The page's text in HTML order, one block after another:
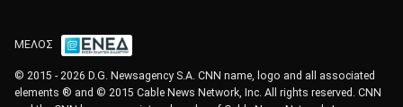
ΜΕΛΟΣ
© 2015 - 2026 D.G. Newsagency S.A. CNN name, logo and all associated
elements ® and © 2015 Cable News Network, Inc. All rights reserved. CNN